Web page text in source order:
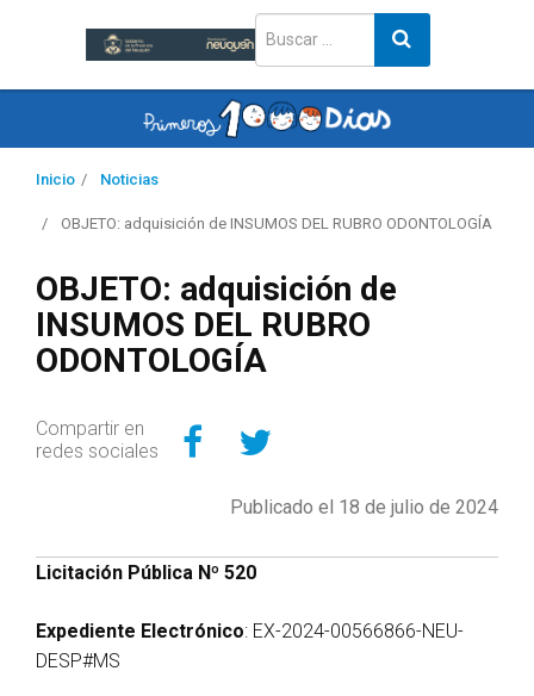
Inicio Noticias
OBJETO: adquisición de INSUMOS DEL RUBRO ODONTOLOGÍA
OBJETO: adquisición de
INSUMOS DEL RUBRO
ODONTOLOGÍA
Compartir en
redes sociales
Compartir en
Compartir en
Publicado el 18 de julio de 2024
Licitación Pública Nº 520
Expediente Electrónico: EX-2024-00566866-NEU-
DESP#MS